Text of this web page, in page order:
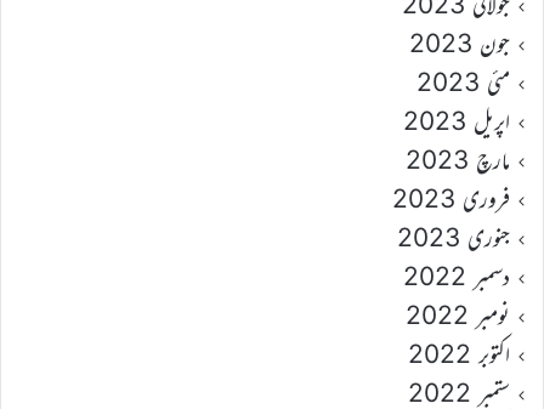
جون 2023
مئی 2023
اپریل 2023
مارچ 2023
فروری 2023
جنوری 2023
دسمبر 2022
نومبر 2022
اکتوبر 2022
ستمبر 2022